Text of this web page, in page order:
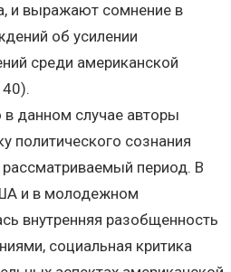
и выражают сомнение в
об усилении
среди американской
в данном случае авторы
политического сознания
период. В
и в молодежном
внутренняя разобщенность
социальная критика